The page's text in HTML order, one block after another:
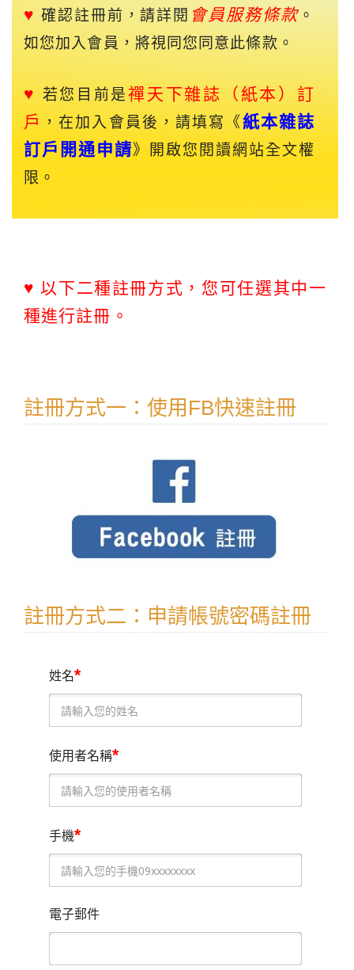
♥ 確認註冊前，請詳閱 會員服務條款。
如您加入會員，將視同您同意此條款。
♥ 若您目前是禪天下雜誌（紙本）訂
戶 ，在加入會員後，請填寫《紙本雜誌
訂戶開通申請》開啟您閱讀網站全文權
限。
♥ 以下二種註冊方式，您可任選其中一
種進行註冊。
註冊方式一：使用FB快速註冊
註冊方式二：申請帳號密碼註冊
姓名*
使用者名稱*
手機*
電子郵件